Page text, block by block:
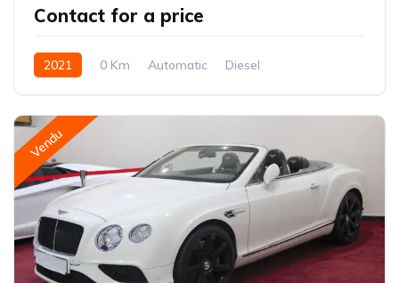
Contact for a price
2021 0 Km Automatic Diesel
Vendu